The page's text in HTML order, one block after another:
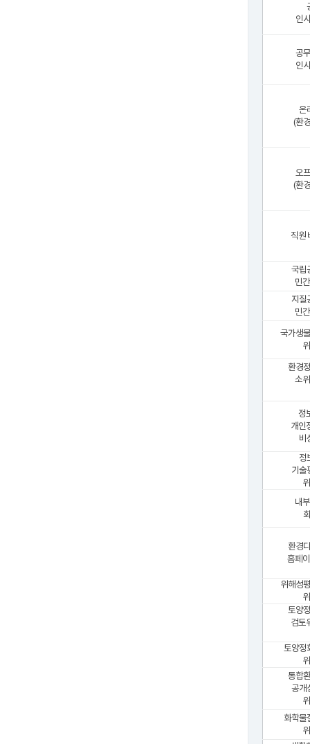
인
공
인
온
(환
오
(환
직원
국립
민
지질
민
국가생
환경
소
정
개인
비
정
기술
내
환경
홈페
위해성
토양
검토
토양정
통합
공개
화학물